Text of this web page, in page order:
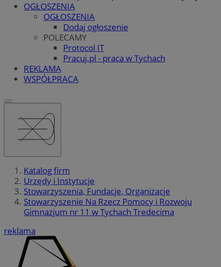
OGŁOSZENIA
OGŁOSZENIA
Dodaj ogłoszenie
POLECAMY
Protocol IT
Pracuj.pl - praca w Tychach
REKLAMA
WSPÓŁPRACA
Katalog firm
Urzędy i Instytucje
Stowarzyszenia, Fundacje, Organizacje
Stowarzyszenie Na Rzecz Pomocy i Rozwoju
Gimnazjum nr 11 w Tychach Tredecima
reklama